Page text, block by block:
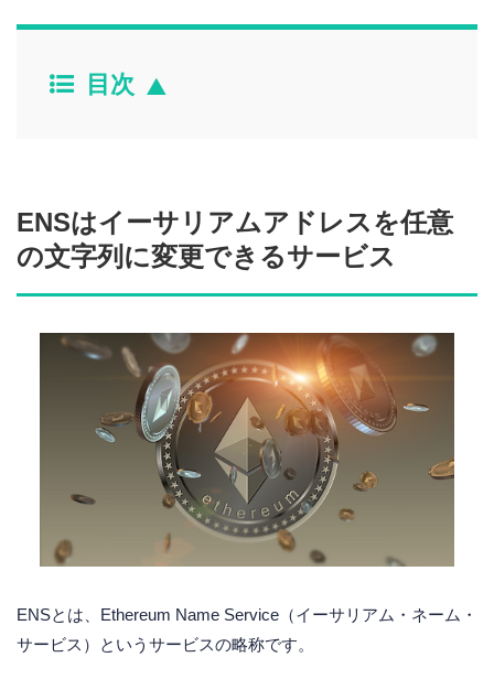
目次
ENSはイーサリアムアドレスを任意
の文字列に変更できるサービス
ENSとは、Ethereum Name Service（イーサリアム・ネーム・
サービス）というサービスの略称です。